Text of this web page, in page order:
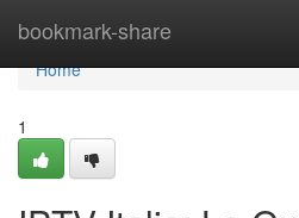
bookmark-share
Home
Home
1